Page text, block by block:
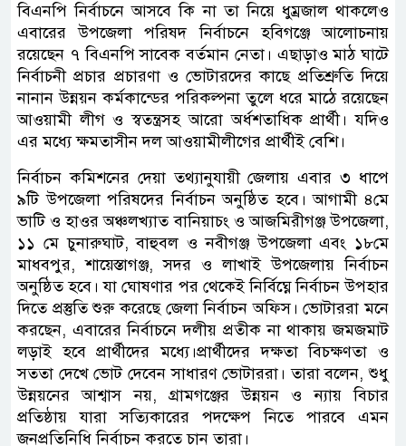
বিএনপি নির্বাচনে আসবে কি না তা নিয়ে ধুম্রজাল থাকলেও
এবারের উপজেলা পরিষদ নির্বাচনে হবিগঞ্জে আলোচনায়
রয়েছেন ৭ বিএনপি সাবেক বর্তমান নেতা। এছাড়াও মাঠ ঘাটে
নির্বাচনী প্রচার প্রচারণা ও ভোটারদের কাছে প্রতিশ্রুতি দিয়ে
নানান উন্নয়ন কর্মকান্ডের পরিকল্পনা তুলে ধরে মাঠে রয়েছেন
আওয়ামী লীগ ও স্বতন্ত্রসহ আরো অর্ধশতাধিক প্রার্থী। যদিও
এর মধ্যে ক্ষমতাসীন দল আওয়ামীলীগের প্রার্থীই বেশি।
নির্বাচন কমিশনের দেয়া তথ্যানুযায়ী জেলায় এবার ৩ ধাপে
৯টি উপজেলা পরিষদের নির্বাচন অনুষ্ঠিত হবে। আগামী ৪মে
ভাটি ও হাওর অঞ্চলখ্যাত বানিয়াচং ও আজমিরীগঞ্জ উপজেলা,
১১ মে চুনারুঘাট, বাহুবল ও নবীগঞ্জ উপজেলা এবং ১৮মে
মাধবপুর, শায়েস্তাগঞ্জ, সদর ও লাখাই উপজেলায় নির্বাচন
অনুষ্ঠিত হবে। যা ঘোষণার পর থেকেই নির্বিঘ্নে নির্বাচন উপহার
দিতে প্রস্তুতি শুরু করেছে জেলা নির্বাচন অফিস। ভোটাররা মনে
করছেন, এবারের নির্বাচনে দলীয় প্রতীক না থাকায় জমজমাট
লড়াই হবে প্রার্থীদের মধ্যে।প্রার্থীদের দক্ষতা বিচক্ষণতা ও
সততা দেখে ভোট দেবেন সাধারণ ভোটাররা। তারা বলেন, শুধু
উন্নয়নের আশ্বাস নয়, গ্রামগঞ্জের উন্নয়ন ও ন্যায় বিচার
প্রতিষ্ঠায় যারা সত্যিকারের পদক্ষেপ নিতে পারবে এমন
জনপ্রতিনিধি নির্বাচন করতে চান তারা।